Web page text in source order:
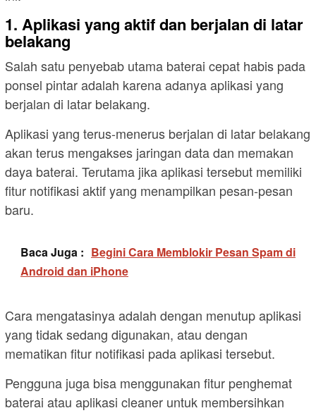
1. Aplikasi yang aktif dan berjalan di latar
belakang
Salah satu penyebab utama baterai cepat habis pada
ponsel pintar adalah karena adanya aplikasi yang
berjalan di latar belakang.
Aplikasi yang terus-menerus berjalan di latar belakang
akan terus mengakses jaringan data dan memakan
daya baterai. Terutama jika aplikasi tersebut memiliki
fitur notifikasi aktif yang menampilkan pesan-pesan
baru.
Baca Juga : Begini Cara Memblokir Pesan Spam di
Android dan iPhone
Cara mengatasinya adalah dengan menutup aplikasi
yang tidak sedang digunakan, atau dengan
mematikan fitur notifikasi pada aplikasi tersebut.
Pengguna juga bisa menggunakan fitur penghemat
baterai atau aplikasi cleaner untuk membersihkan